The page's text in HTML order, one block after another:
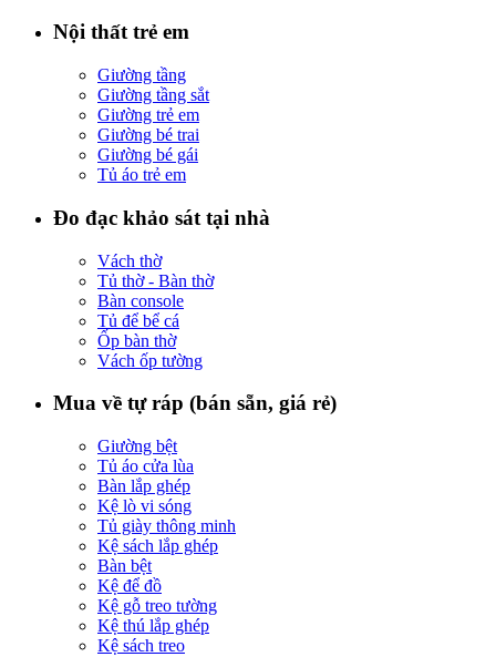
Nội thất trẻ em
Giường tầng
Giường tầng sắt
Giường trẻ em
Giường bé trai
Giường bé gái
Tủ áo trẻ em
Đo đạc khảo sát tại nhà
Vách thờ
Tủ thờ - Bàn thờ
Bàn console
Tủ để bể cá
Ốp bàn thờ
Vách ốp tường
Mua về tự ráp (bán sẵn, giá rẻ)
Giường bệt
Tủ áo cửa lùa
Bàn lắp ghép
Kệ lò vi sóng
Tủ giày thông minh
Kệ sách lắp ghép
Bàn bệt
Kệ để đồ
Kệ gỗ treo tường
Kệ thú lắp ghép
Kệ sách treo